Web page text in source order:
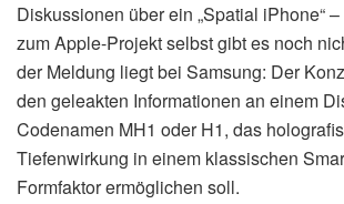
Diskussionen über ein „Spatial iPhone“
zum Apple-Projekt selbst gibt es noch
der Meldung liegt bei Samsung: Der
den geleakten Informationen an einem
Codenamen MH1 oder H1, das
Tiefenwirkung in einem klassischen
Formfaktor ermöglichen soll.